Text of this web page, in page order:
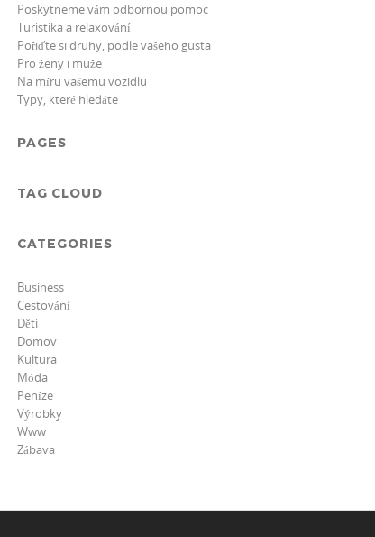
Poskytneme vám odbornou pomoc
Turistika a relaxování
Pořiďte si druhy, podle vašeho gusta
Pro ženy i muže
Na míru vašemu vozidlu
Typy, které hledáte
PAGES
TAG CLOUD
CATEGORIES
Business
Cestování
Děti
Domov
Kultura
Móda
Peníze
Výrobky
Www
Zábava